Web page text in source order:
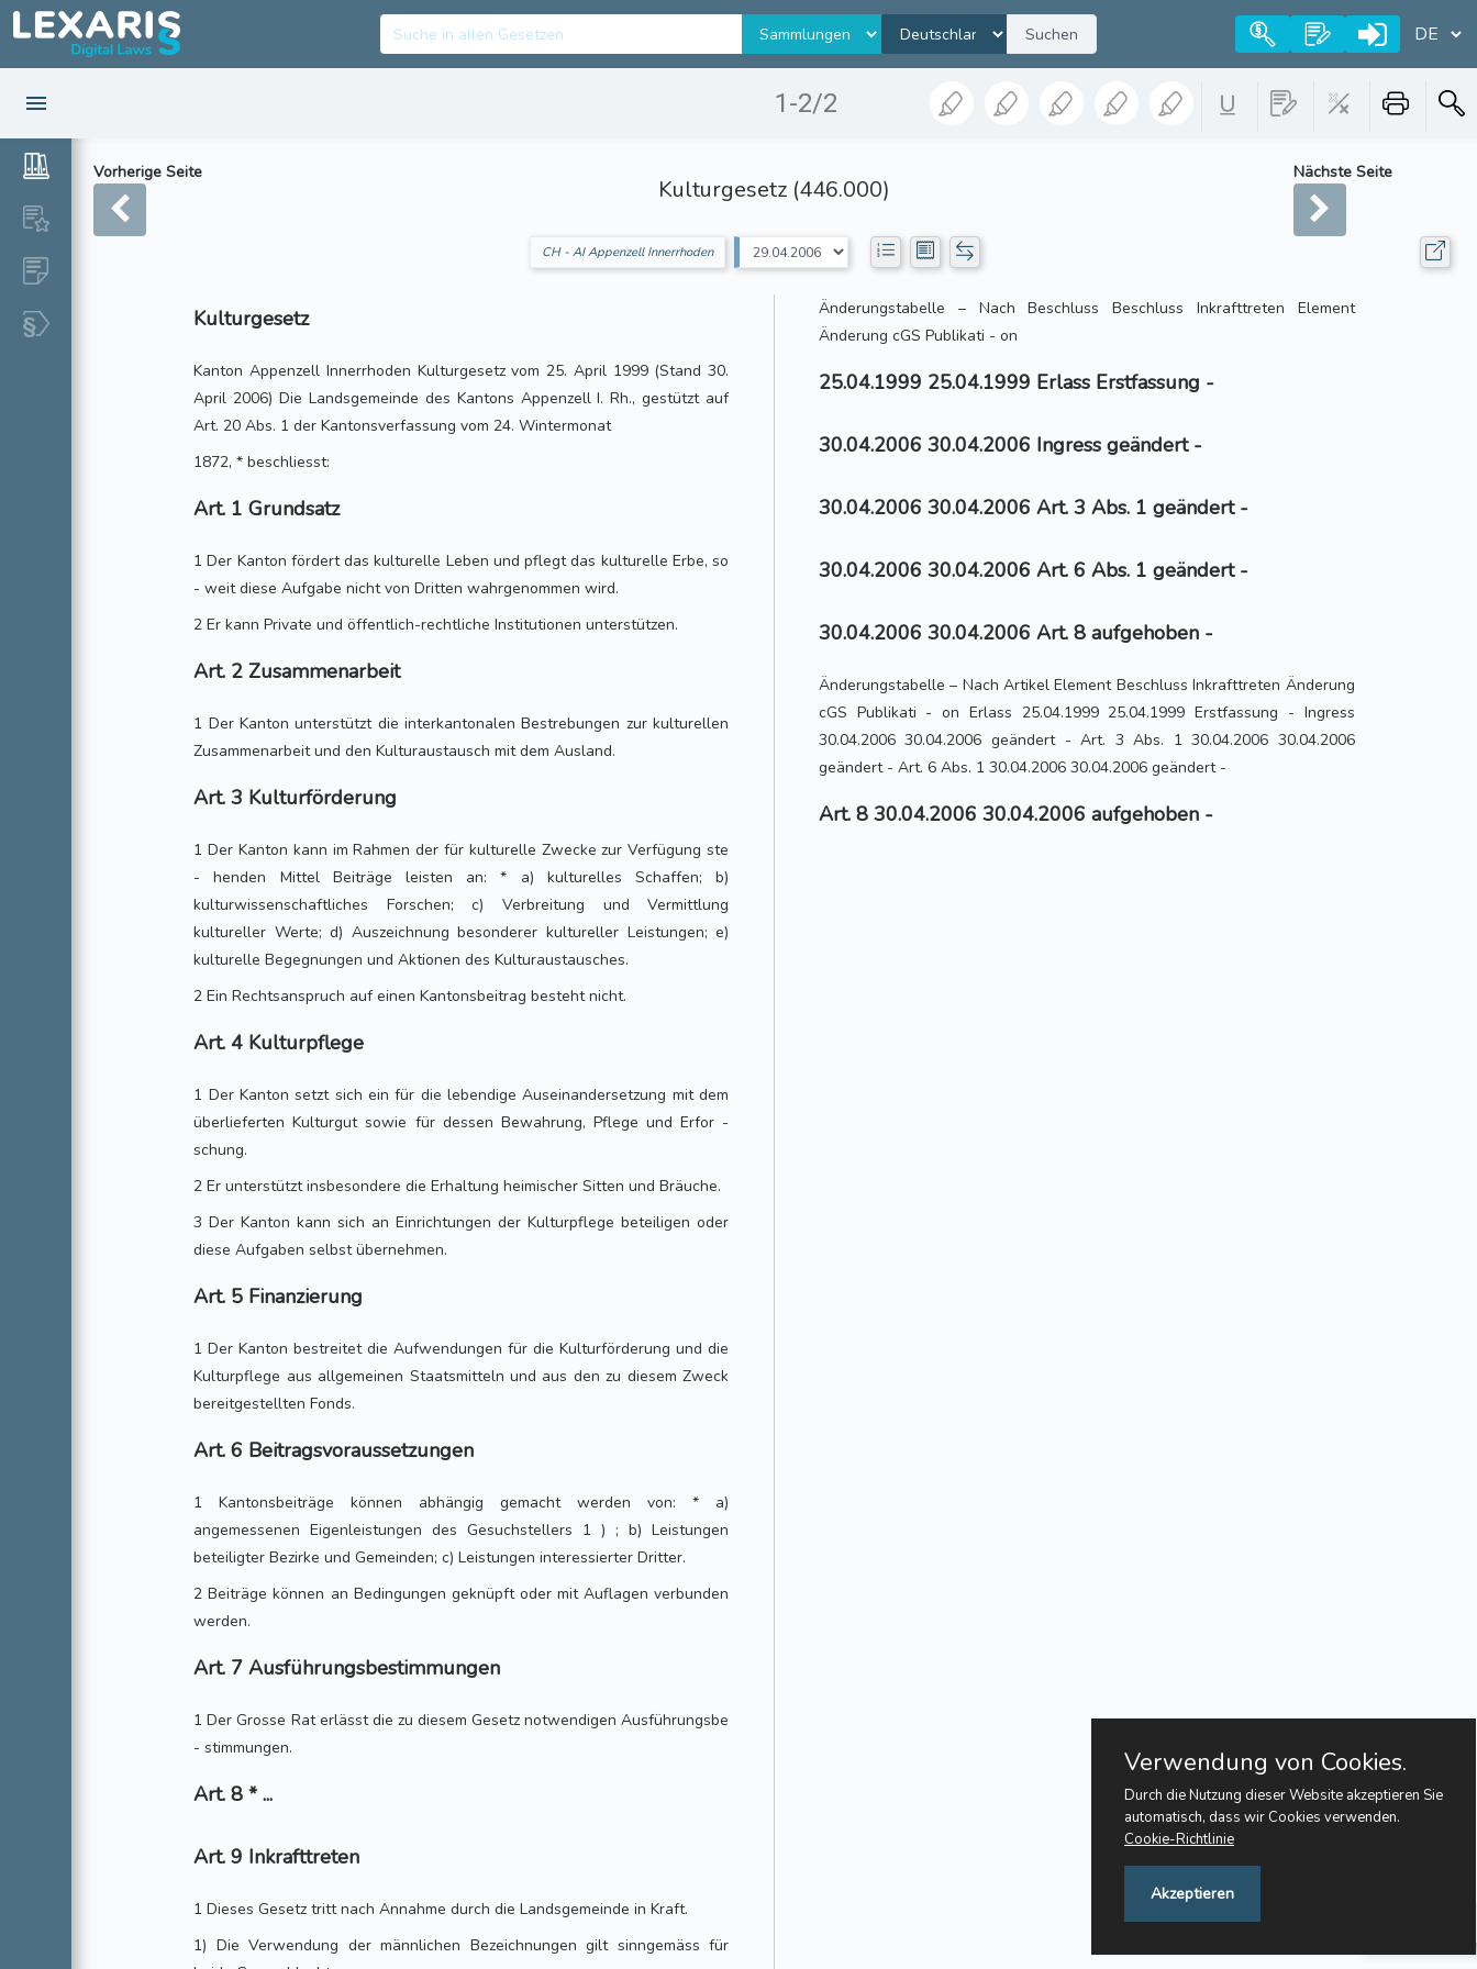
Suchen
1-2/2
Vorherige Seite
Kulturgesetz (446.000)
Nächste Seite
CH - AI Appenzell Innerrhoden
Kulturgesetz
Kanton Appenzell Innerrhoden Kulturgesetz vom 25. April 1999 (Stand 30.
April 2006) Die Landsgemeinde des Kantons Appenzell I. Rh., gestützt auf
Art. 20 Abs. 1 der Kantonsverfassung vom 24. Wintermonat
1872, * beschliesst:
Art. 1 Grundsatz
1 Der Kanton fördert das kulturelle Leben und pflegt das kulturelle Erbe, so
- weit diese Aufgabe nicht von Dritten wahrgenommen wird.
2 Er kann Private und öffentlich-rechtliche Institutionen unterstützen.
Art. 2 Zusammenarbeit
1 Der Kanton unterstützt die interkantonalen Bestrebungen zur kulturellen
Zusammenarbeit und den Kulturaustausch mit dem Ausland.
Art. 3 Kulturförderung
1 Der Kanton kann im Rahmen der für kulturelle Zwecke zur Verfügung ste
- henden Mittel Beiträge leisten an: * a) kulturelles Schaffen; b)
kulturwissenschaftliches Forschen; c) Verbreitung und Vermittlung
kultureller Werte; d) Auszeichnung besonderer kultureller Leistungen; e)
kulturelle Begegnungen und Aktionen des Kulturaustausches.
2 Ein Rechtsanspruch auf einen Kantonsbeitrag besteht nicht.
Art. 4 Kulturpflege
1 Der Kanton setzt sich ein für die lebendige Auseinandersetzung mit dem
überlieferten Kulturgut sowie für dessen Bewahrung, Pflege und Erfor -
schung.
2 Er unterstützt insbesondere die Erhaltung heimischer Sitten und Bräuche.
3 Der Kanton kann sich an Einrichtungen der Kulturpflege beteiligen oder
diese Aufgaben selbst übernehmen.
Art. 5 Finanzierung
1 Der Kanton bestreitet die Aufwendungen für die Kulturförderung und die
Kulturpflege aus allgemeinen Staatsmitteln und aus den zu diesem Zweck
bereitgestellten Fonds.
Art. 6 Beitragsvoraussetzungen
1 Kantonsbeiträge können abhängig gemacht werden von: * a)
angemessenen Eigenleistungen des Gesuchstellers 1 ) ; b) Leistungen
beteiligter Bezirke und Gemeinden; c) Leistungen interessierter Dritter.
2 Beiträge können an Bedingungen geknüpft oder mit Auflagen verbunden
werden.
Art. 7 Ausführungsbestimmungen
1 Der Grosse Rat erlässt die zu diesem Gesetz notwendigen Ausführungsbe
- stimmungen.
Art. 8 * ...
Art. 9 Inkrafttreten
1 Dieses Gesetz tritt nach Annahme durch die Landsgemeinde in Kraft.
1) Die Verwendung der männlichen Bezeichnungen gilt sinngemäss für
Änderungstabelle – Nach Beschluss Beschluss Inkrafttreten Element
Änderung cGS Publikati - on
25.04.1999 25.04.1999 Erlass Erstfassung -
30.04.2006 30.04.2006 Ingress geändert -
30.04.2006 30.04.2006 Art. 3 Abs. 1 geändert -
30.04.2006 30.04.2006 Art. 6 Abs. 1 geändert -
30.04.2006 30.04.2006 Art. 8 aufgehoben -
Änderungstabelle – Nach Artikel Element Beschluss Inkrafttreten Änderung
cGS Publikati - on Erlass 25.04.1999 25.04.1999 Erstfassung - Ingress
30.04.2006 30.04.2006 geändert - Art. 3 Abs. 1 30.04.2006 30.04.2006
geändert - Art. 6 Abs. 1 30.04.2006 30.04.2006 geändert -
Art. 8 30.04.2006 30.04.2006 aufgehoben -
Verwendung von Cookies.
Durch die Nutzung dieser Website akzeptieren Sie
automatisch, dass wir Cookies verwenden.
Cookie-Richtlinie
Akzeptieren